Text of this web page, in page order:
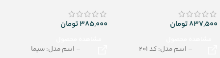
837,500تومان
– اسم مدل: کد 201
385,000تومان
– اسم مدل: سیما